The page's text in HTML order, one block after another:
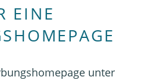
EINE
unter